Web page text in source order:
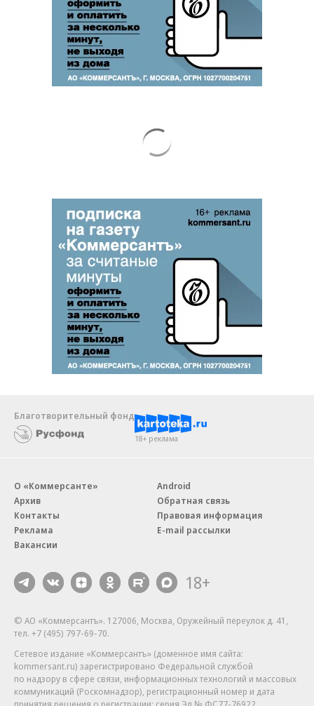
Благотворительный фонд
18+ реклама
О «Коммерсанте»
Архив
Контакты
Реклама
Вакансии
Android
Обратная связь
Правовая информация
E-mail рассылки
18+
© АО «Коммерсантъ». 127006, Москва, Оружейный переулок д. 41,
тел. +7 (495) 797-69-70.
Сетевое издание «Коммерсантъ» (доменное имя сайта:
kommersant.ru) зарегистрировано Федеральной службой
по надзору в сфере связи, информационных технологий и массовых
коммуникаций (Роскомнадзор), регистрационный номер и дата